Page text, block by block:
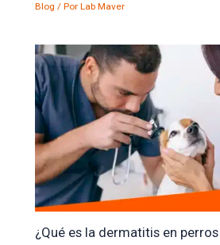
Blog / Por Lab Maver
¿Qué es la dermatitis en